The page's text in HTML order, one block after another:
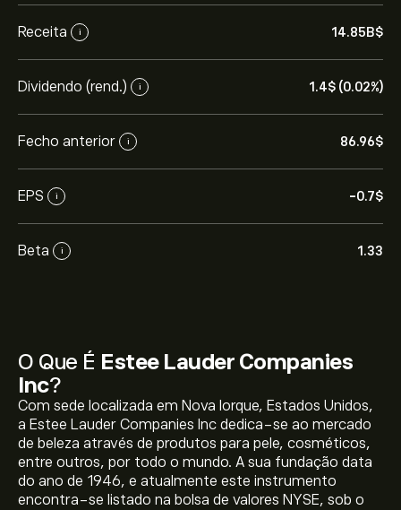
Receita i 14.85B‎$‎
Dividendo (rend.) i 1.4‎$‎ (0.02%)
Fecho anterior i 86.96‎$‎
EPS i -0.7‎$‎
Beta i 1.33
O Que É Estee Lauder Companies
Inc?
Com sede localizada em Nova Iorque, Estados Unidos,
a Estee Lauder Companies Inc dedica-se ao mercado
de beleza através de produtos para pele, cosméticos,
entre outros, por todo o mundo. A sua fundação data
do ano de 1946, e atualmente este instrumento
encontra-se listado na bolsa de valores NYSE, sob o